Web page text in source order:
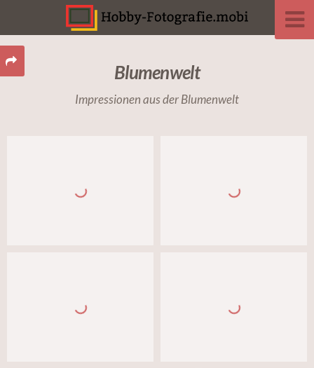
Blumenwelt
Impressionen aus der Blumenwelt